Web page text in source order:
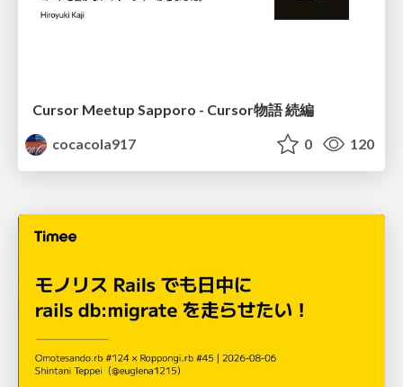
Cursor Meetup Sapporo - Cursor物語 続編
cocacola917
0 120